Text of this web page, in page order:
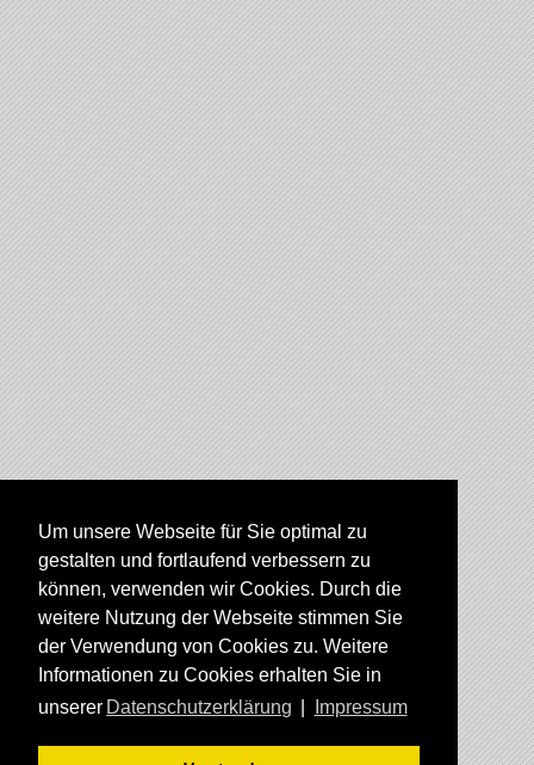
Um unsere Webseite für Sie optimal zu
gestalten und fortlaufend verbessern zu
können, verwenden wir Cookies. Durch die
weitere Nutzung der Webseite stimmen Sie
der Verwendung von Cookies zu. Weitere
Informationen zu Cookies erhalten Sie in
unserer Datenschutzerklärung Impressum